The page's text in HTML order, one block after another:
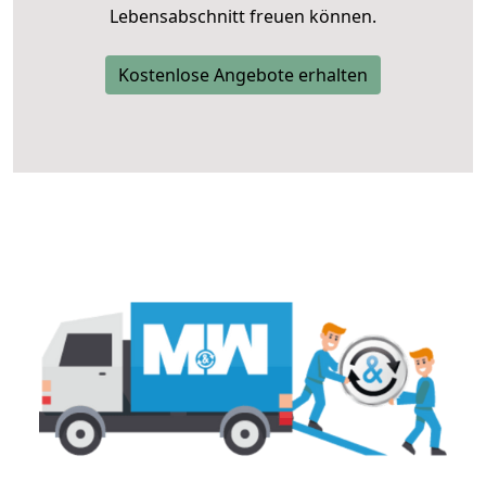
Lebensabschnitt freuen können.
Kostenlose Angebote erhalten